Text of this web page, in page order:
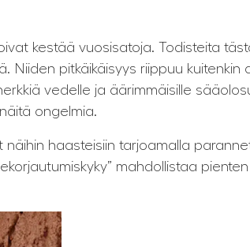
kestää vuosisatoja. Todisteita
Niiden pitkäikäisyys riippuu kuitenkin
vedelle ja äärimmäisille
ongelmia.
näihin haasteisiin tarjoamalla
mahdollistaa